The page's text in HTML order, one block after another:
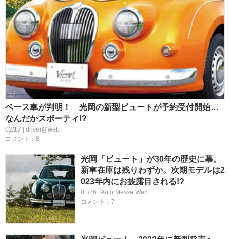
ベース車が判明！ 光岡の新型ビュートが予約受付開始…
なんだかスポーティ!?
02/17 | driver@web
コメント：8
光岡「ビュート」が30年の歴史に幕。
新車在庫は残りわずか。次期モデルは2
023年内にお披露目される!?
01/26 | Auto Messe Web
コメント：7